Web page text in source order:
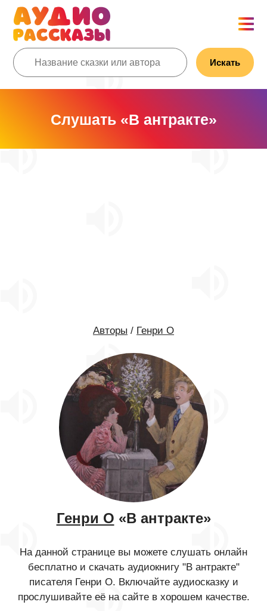
Искать
Слушать «В антракте»
Авторы / Генри О
Генри О «В антракте»
На данной странице вы можете слушать онлайн
бесплатно и скачать аудиокнигу "В антракте"
писателя Генри О. Включайте аудиосказку и
прослушивайте её на сайте в хорошем качестве.